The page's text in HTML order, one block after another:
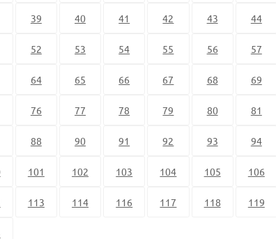
39 40 41 42 43 44
52 53 54 55 56 57
64 65 66 67 68 69
76 77 78 79 80 81
88 90 91 92 93 94
101 102 103 104 105 106
113 114 116 117 118 119